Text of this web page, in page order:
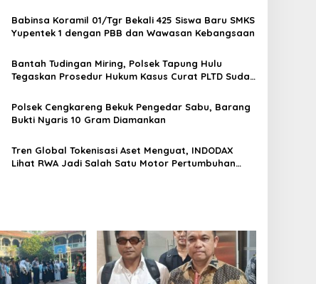
Babinsa Koramil 01/Tgr Bekali 425 Siswa Baru SMKS
Yupentek 1 dengan PBB dan Wawasan Kebangsaan
Bantah Tudingan Miring, Polsek Tapung Hulu
Tegaskan Prosedur Hukum Kasus Curat PLTD Sudah
Polsek Cengkareng Bekuk Pengedar Sabu, Barang
Bukti Nyaris 10 Gram Diamankan
Tren Global Tokenisasi Aset Menguat, INDODAX
Lihat RWA Jadi Salah Satu Motor Pertumbuhan